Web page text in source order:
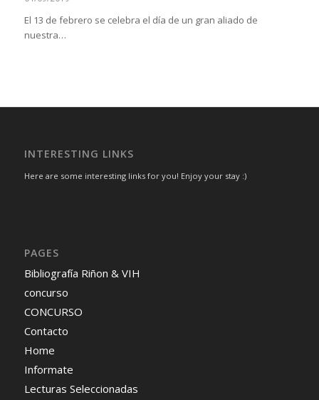
El 13 de febrero se celebra el día de un gran aliado de
nuestra…
INTERESTING LINKS
Here are some interesting links for you! Enjoy your stay :)
PAGES
Bibliografía Riñon & VIH
concurso
CONCURSO
Contacto
Home
Informate
Lecturas Seleccionadas